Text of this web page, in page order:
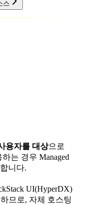
스
용자를 대상으로
는 경우 Managed
니다.
UI(HyperDX)
므로, 자체 호스팅